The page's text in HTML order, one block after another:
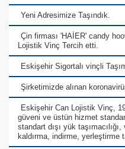
Yeni Adresimize Taşındık.
Çin firması 'HAİER' candy
Lojistik Vinç Tercih etti.
Eskişehir Sigortalı vinçli
Şirketimizde alınan
Eskişehir Can Lojistik Vinç,
güveni ve üstün hizmet
standart dışı yük
kaldırma, indirme, yerleştirme